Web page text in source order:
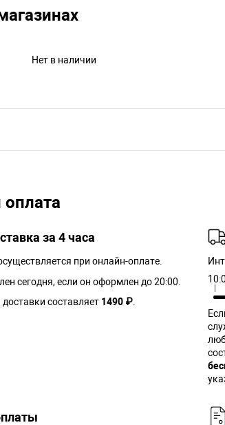
Нет в наличии
за 4 часа
при онлайн-оплате.
сегодня, если он оформлен до 20:00.
составляет 1490 ₽